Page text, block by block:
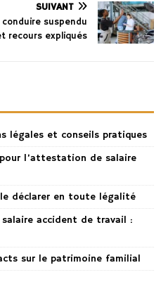
SUIVANT
suspendu
recours expliqués
légales et conseils pratiques
l’attestation de salaire
déclarer en toute légalité
accident de travail :
sur le patrimoine familial